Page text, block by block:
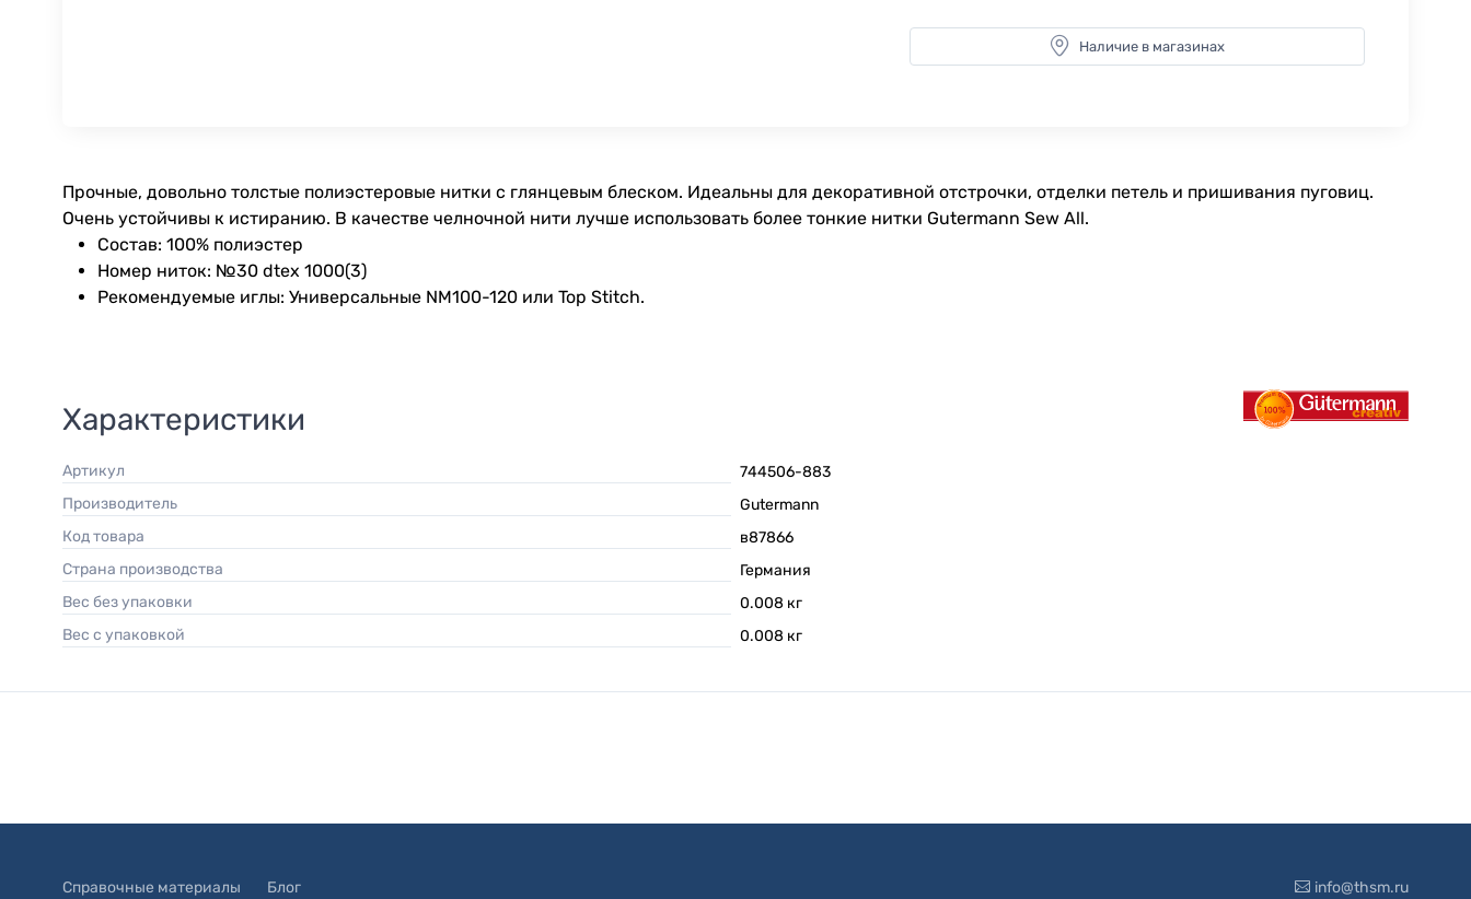
Наличие в магазинах
Прочные, довольно толстые полиэстеровые нитки с глянцевым блеском. Идеальны для декоративной отстрочки, отделки петель и пришивания пуговиц.
Очень устойчивы к истиранию. В качестве челночной нити лучше использовать более тонкие нитки Gutermann Sew All.
Состав: 100% полиэстер
Номер ниток: №30 dtex 1000(3)
Рекомендуемые иглы: Универсальные NM100-120 или Top Stitch.
Характеристики
Артикул
744506-883
Производитель
Gutermann
Код товара
в87866
Страна производства
Германия
Вес без упаковки
0.008 кг
Вес с упаковкой
0.008 кг
Справочные материалы Блог info@thsm.ru